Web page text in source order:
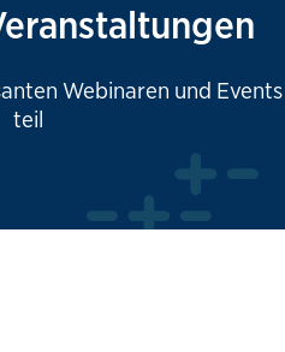
Webinaren und Events
teil